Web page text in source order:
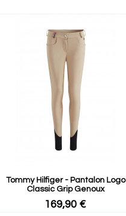
Tommy Hilfiger - Pantalon Logo
Classic Grip Genoux
169,90 €